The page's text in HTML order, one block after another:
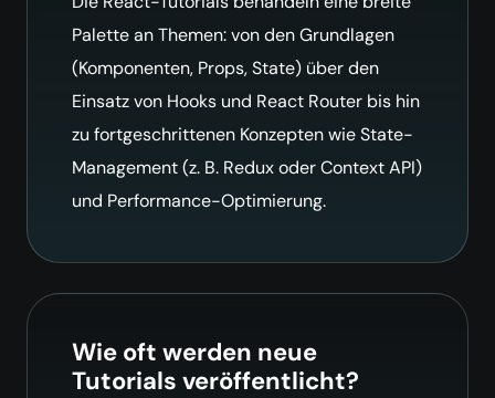
Palette an Themen: von den Grundlagen
(Komponenten, Props, State) über den
Einsatz von Hooks und React Router bis hin
zu fortgeschrittenen Konzepten wie State-
Management (z. B. Redux oder Context API)
und Performance-Optimierung.
Wie oft werden neue
Tutorials veröffentlicht?